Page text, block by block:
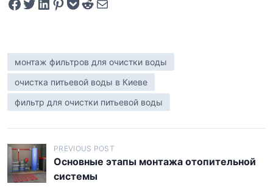
монтаж фильтров для очистки воды
очистка питьевой воды в Киеве
фильтр для очистки питьевой воды
Н
а
в
PREVIOUS POST
Основные этапы монтажа отопительной
системы